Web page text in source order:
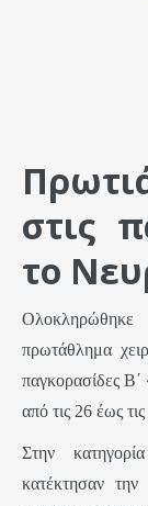
στις
το
πρωτάθλημα
παγκορασίδες Β΄
από τις 26 έως
Στην
κατέκτησαν